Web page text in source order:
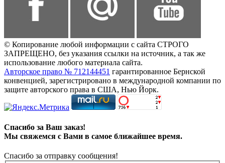
© Копирование любой информации с сайта СТРОГО
ЗАПРЕЩЕНО, без указания ссылки на источник, а так же
использование любого материала сайта.
Авторское право № 712144451 гарантированное Бернской
конвенцией, зарегистрировано в международной компании по
защите авторского права в США, Нью Йорк.
Спасибо за Ваш заказ!
Мы свяжемся с Вами в самое ближайшее время.
Спасибо за отправку сообщения!